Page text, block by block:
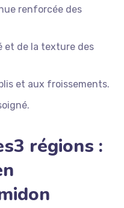
renforcée des
et de la texture des
et aux froissements.
régions :